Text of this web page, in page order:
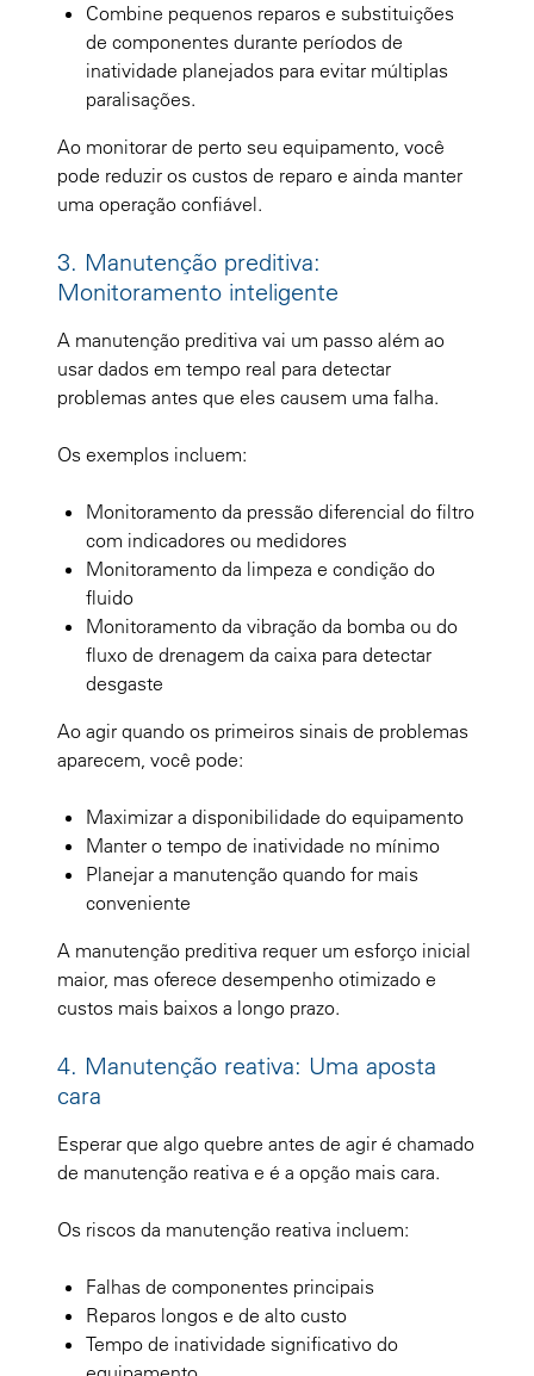
Combine pequenos reparos e substituições
de componentes durante períodos de
inatividade planejados para evitar múltiplas
paralisações.
Ao monitorar de perto seu equipamento, você
pode reduzir os custos de reparo e ainda manter
uma operação confiável.
3. Manutenção preditiva:
Monitoramento inteligente
A manutenção preditiva vai um passo além ao
usar dados em tempo real para detectar
problemas antes que eles causem uma falha.
Os exemplos incluem:
Monitoramento da pressão diferencial do filtro
com indicadores ou medidores
Monitoramento da limpeza e condição do
fluido
Monitoramento da vibração da bomba ou do
fluxo de drenagem da caixa para detectar
desgaste
Ao agir quando os primeiros sinais de problemas
aparecem, você pode:
Maximizar a disponibilidade do equipamento
Manter o tempo de inatividade no mínimo
Planejar a manutenção quando for mais
conveniente
A manutenção preditiva requer um esforço inicial
maior, mas oferece desempenho otimizado e
custos mais baixos a longo prazo.
4. Manutenção reativa: Uma aposta
cara
Esperar que algo quebre antes de agir é chamado
de manutenção reativa e é a opção mais cara.
Os riscos da manutenção reativa incluem:
Falhas de componentes principais
Reparos longos e de alto custo
Tempo de inatividade significativo do